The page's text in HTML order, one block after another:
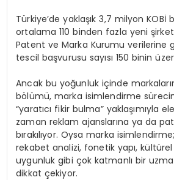
Türkiye’de yaklaşık 3,7 milyon KOBİ
ortalama 110 binden fazla yeni
Patent ve Marka Kurumu verilerine
tescil başvurusu sayısı 150 binin
Ancak bu yoğunluk içinde
bölümü, marka isimlendirme
“yaratıcı fikir bulma” yaklaşımıyla
zaman reklam ajanslarına ya da
bırakılıyor. Oysa marka
rekabet analizi, fonetik yapı,
uygunluk gibi çok katmanlı bir
dikkat çekiyor.